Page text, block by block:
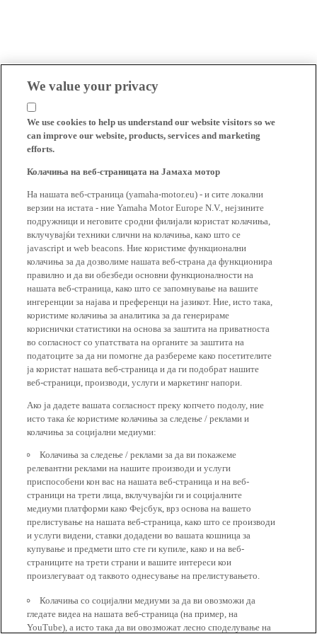
We value your privacy
We use cookies to help us understand our website visitors so we
can improve our website, products, services and marketing
efforts.
Колачиња на веб-страницата на Јамаха мотор
На нашата веб-страница (yamaha-motor.eu) - и сите локални
верзии на истата - ние Yamaha Motor Europe N.V., нејзините
подружници и неговите сродни филијали користат колачиња,
вклучувајќи техники слични на колачиња, како што се
javascript и web beacons. Ние користиме функционални
колачиња за да дозволиме нашата веб-страна да функционира
правилно и да ви обезбеди основни функционалности на
нашата веб-страница, како што се запомнување на вашите
ингеренции за најава и преференци на јазикот. Ние, исто така,
користиме колачиња за аналитика за да генерираме
кориснички статистики на основа за заштита на приватноста
во согласност со упатствата на органите за заштита на
податоците за да ни помогне да разбереме како посетителите
ја користат нашата веб-страница и да ги подобрат нашите
веб-страници, производи, услуги и маркетинг напори.
Ако ја дадете вашата согласност преку копчето подолу, ние
исто така ќе користиме колачиња за следење / реклами и
колачиња за социјални медиуми:
Колачиња за следење / реклами за да ви покажеме
релевантни реклами на нашите производи и услуги
приспособени кон вас на нашата веб-страница и на веб-
страници на трети лица, вклучувајќи ги и социјалните
медиуми платформи како Фејсбук, врз основа на вашето
прелистување на нашата веб-страница, како што се производи
и услуги видени, ставки додадени во вашата кошница за
купување и предмети што сте ги купиле, како и на веб-
страниците на трети страни и вашите интереси кои
произлегуваат од таквото однесување на прелистувањето.
Колачиња со социјални медиуми за да ви овозможи да
гледате видеа на нашата веб-страница (на пример, на
YouTube), а исто така да ви овозможат лесно споделување на